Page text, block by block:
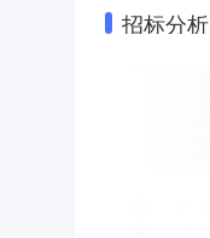
招标分析